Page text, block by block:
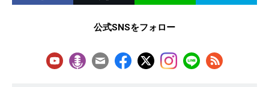
公式SNSをフォロー